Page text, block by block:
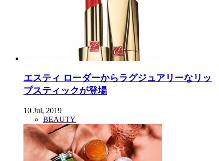
エスティ ローダーからラグジュアリーなリッ
プスティックが登場
10 Jul, 2019
BEAUTY